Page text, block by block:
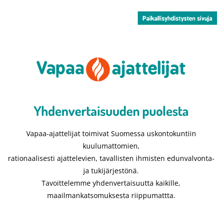
Yhdenvertaisuuden puolesta​
Vapaa-ajattelijat toimivat Suomessa uskontokuntiin
kuulumattomien,
rationaalisesti ajattelevien, tavallisten ihmisten edunvalvonta-
ja tukijärjestönä.
Tavoittelemme yhdenvertaisuutta kaikille,
maailmankatsomuksesta riippumattta.